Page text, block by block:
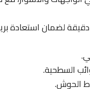
لضمان استعادة
السطحية.
الحوش.